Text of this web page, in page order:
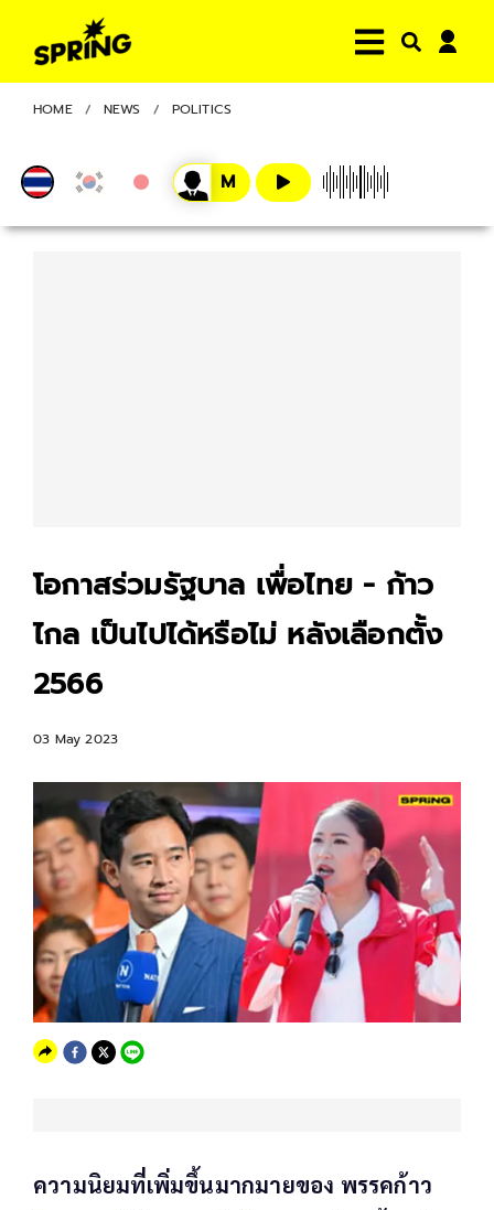
HOME NEWS POLITICS
โอกาสร่วมรัฐบาล เพื่อไทย - ก้าว
ไกล เป็นไปได้หรือไม่ หลังเลือกตั้ง
2566
03 May 2023
ความนิยมที่เพิ่มขึ้นมากมายของ พรรคก้าว